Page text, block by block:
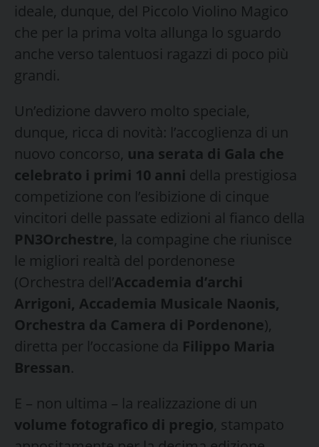
ideale, dunque, del Piccolo Violino Magico
che per la prima volta allunga lo sguardo
anche verso talentuosi ragazzi di poco più
grandi.
Un’edizione davvero molto speciale,
dunque, ricca di novità: l’accoglienza di un
nuovo concorso, una serata di Gala che
celebrato i primi 10 anni della prestigiosa
competizione con l’esibizione di cinque
vincitori delle passate edizioni al fianco della
PN3Orchestre, la compagine che riunisce
le migliori realtà del pordenonese
(Orchestra dell’Accademia d’archi
Arrigoni, Accademia Musicale Naonis,
Orchestra da Camera di Pordenone),
diretta per l’occasione da Filippo Maria
Bressan.
E – non ultima – la realizzazione di un
volume fotografico di pregio, stampato